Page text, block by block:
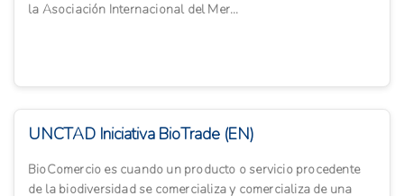
la Asociación Internacional del Mer...
UNCTAD Iniciativa BioTrade (EN)
BioComercio es cuando un producto o servicio procedente
de la biodiversidad se comercializa y comercializa de una